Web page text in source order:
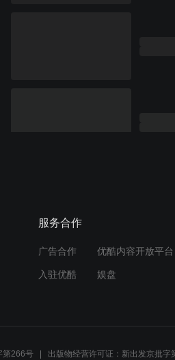
服务合作
广告合作 优酷内容开放平台
入驻优酷 娱盘
第266号 出版物经营许可证：新出发京批字